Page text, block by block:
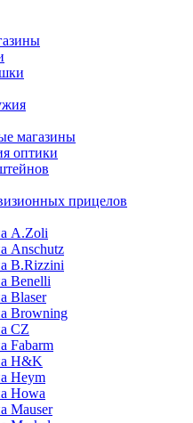
магазины
оптики
прицелов
A.Zoli
Anschutz
B.Rizzini
Benelli
Blaser
Browning
CZ
Fabarm
H&K
Heym
Howa
Mauser